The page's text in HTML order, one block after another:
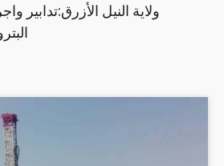
ولاية النيل الأزرق:تدابير